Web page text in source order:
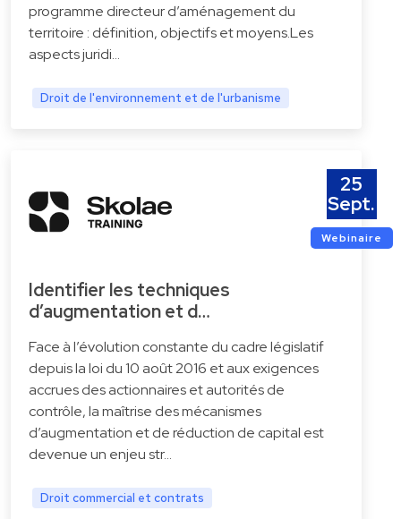
programme directeur d’aménagement du
territoire : définition, objectifs et moyens.Les
aspects juridi…
Droit de l'environnement et de l'urbanisme
25
Sept.
Webinaire
Identifier les techniques
d’augmentation et d…
Face à l’évolution constante du cadre législatif
depuis la loi du 10 août 2016 et aux exigences
accrues des actionnaires et autorités de
contrôle, la maîtrise des mécanismes
d’augmentation et de réduction de capital est
devenue un enjeu str…
Droit commercial et contrats